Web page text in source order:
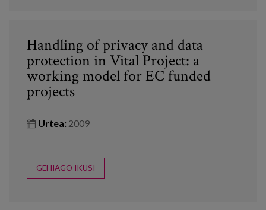
Handling of privacy and data
protection in Vital Project: a
working model for EC funded
projects
Urtea: 2009
GEHIAGO IKUSI